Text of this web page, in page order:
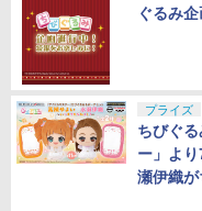
ぐるみ
プライズ
ちびぐ
ー」よ
瀬伊織